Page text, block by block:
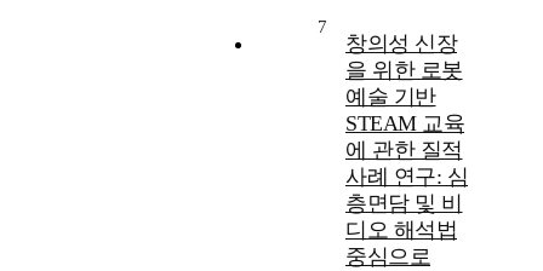
7
창의성 신장
을 위한 로봇
예술 기반
STEAM 교육
에 관한 질적
사례 연구: 심
층면담 및 비
디오 해석법
중심으로